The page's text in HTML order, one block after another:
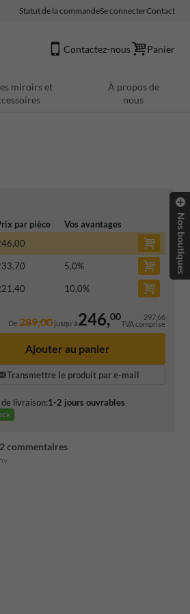
Statut de la commandeSe connecterContact
Contactez-nous Panier
miroirs et
À propos de
nous
par pièce
Vos avantages
5,0%
10,0%
De289,00 jusqu'à246,00 297,66
TVA comprise
Ajouter au panier
Transmettre le produit par e-mail
livraison:1-2 jours ouvrables
commentaires
Nos boutiques